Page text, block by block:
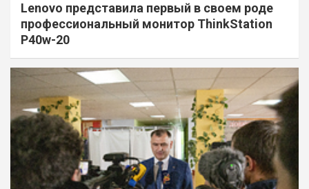
Lenovo представила первый в своем роде
профессиональный монитор ThinkStation
P40w-20